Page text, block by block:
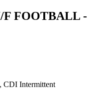
F FOOTBALL -
CDI Intermittent